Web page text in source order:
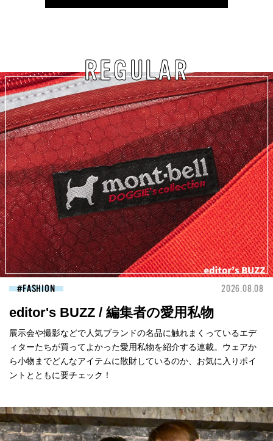
REGULAR
FASHION 2026.08.08
editor's BUZZ / 編集者の愛用私物
展示会や撮影などで人気ブランドの名品に触れまくっているエデ
ィターたちが買ってよかった愛用私物を紹介する連載。ウェアか
ら小物までどんなアイテムに散財しているのか、お気に入りポイ
ントとともに要チェック！